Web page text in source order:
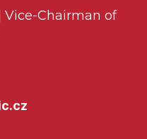
| Vice-Chairman of